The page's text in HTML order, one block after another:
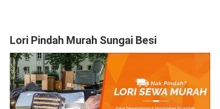
Lori Pindah Murah Sungai Besi